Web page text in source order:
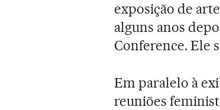
exposição de
alguns anos
Conference. Ele
Em paralelo à
reuniões